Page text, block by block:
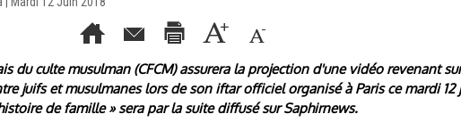
du culte musulman (CFCM) assurera la projection d'une vidéo revenant sur
juifs et musulmanes lors de son iftar officiel organisé à Paris ce mardi 12
de famille » sera par la suite diffusé sur Saphirnews.